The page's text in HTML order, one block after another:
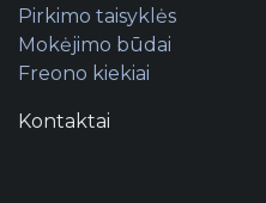
Pirkimo taisyklės
Mokėjimo būdai
Freono kiekiai
Kontaktai